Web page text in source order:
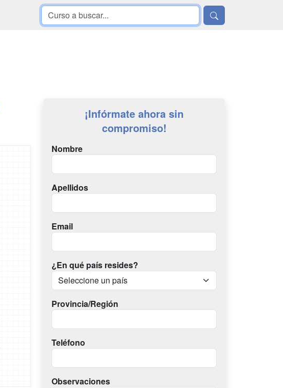
¡Infórmate ahora sin
compromiso!
Nombre
Apellidos
Email
¿En qué país resides?
Provincia/Región
Teléfono
Observaciones